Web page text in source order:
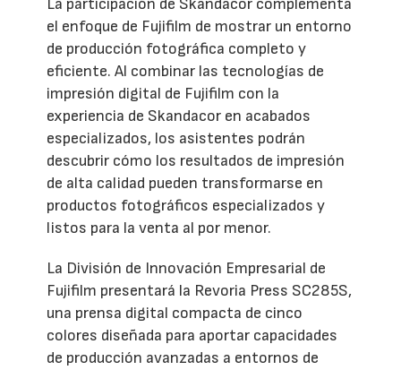
La participación de Skandacor complementa
el enfoque de Fujifilm de mostrar un entorno
de producción fotográfica completo y
eficiente. Al combinar las tecnologías de
impresión digital de Fujifilm con la
experiencia de Skandacor en acabados
especializados, los asistentes podrán
descubrir cómo los resultados de impresión
de alta calidad pueden transformarse en
productos fotográficos especializados y
listos para la venta al por menor.
La División de Innovación Empresarial de
Fujifilm presentará la Revoria Press SC285S,
una prensa digital compacta de cinco
colores diseñada para aportar capacidades
de producción avanzadas a entornos de